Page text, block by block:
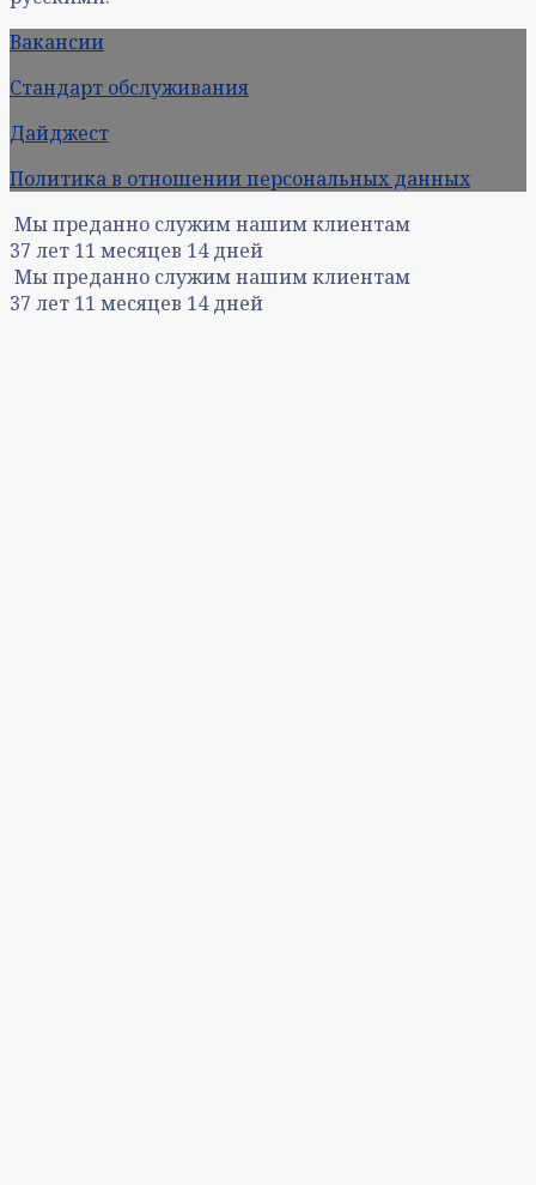
Вакансии
Стандарт обслуживания
Дайджест
Политика в отношении персональных данных
Мы преданно служим нашим клиентам
37 лет 11 месяцев 14дней
Мы преданно служим нашим клиентам
37 лет 11 месяцев 14дней